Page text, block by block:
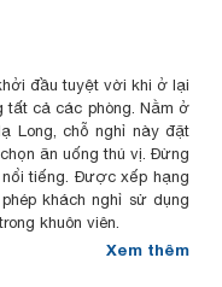
đầu tuyệt vời khi ở lại
tất cả các phòng. Nằm ở
Long, chỗ nghỉ này đặt
ăn uống thú vị. Đừng
tiếng. Được xếp hạng
khách nghỉ sử dụng
khuôn viên.
Xem thêm